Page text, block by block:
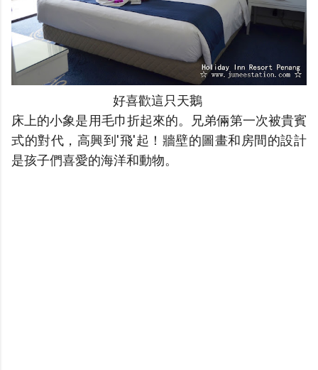
好喜歡這只天鵝
床上的小象是用毛巾折起來的。兄弟倆第一次被貴賓
式的對代，高興到'飛'起！牆壁的圖畫和房間的設計
是孩子們喜愛的海洋和動物。